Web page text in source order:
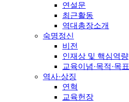
연설문
최근활동
역대총장소개
숙명정신
비전
인재상 및 핵심역량
교육이념·목적·목표
역사·상징
연혁
교육헌장